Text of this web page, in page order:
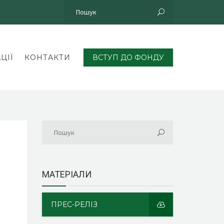
КОНТАКТИ ВСТУП ДО ФОНДУ
МАТЕРІАЛИ
ПРЕС-РЕЛІЗ